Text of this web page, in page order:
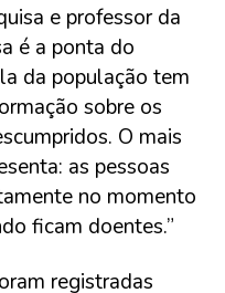
e professor da
é a ponta do
da população tem
sobre os
O mais
as pessoas
no momento
ficam doentes.”
registradas